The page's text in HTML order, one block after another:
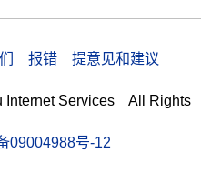
们 报错 提意见和建议
Services All Rights
09004988号-12